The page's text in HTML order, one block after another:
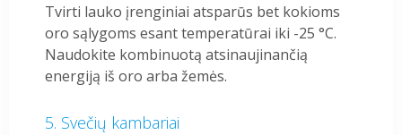
Tvirti lauko įrenginiai atsparūs bet kokioms
oro sąlygoms esant temperatūrai iki -25 °C.
Naudokite kombinuotą atsinaujinančią
energiją iš oro arba žemės.
Svečių kambariai